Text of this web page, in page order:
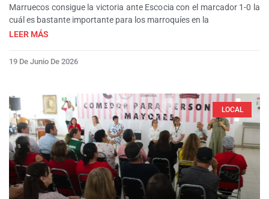
Marruecos consigue la victoria ante Escocia con el marcador 1-0 la
cuál es bastante importante para los marroquíes en la
LEER MÁS
19 De Junio De 2026
LOCAL